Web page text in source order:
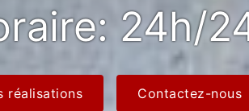
24h/
réalisations Contactez-nous